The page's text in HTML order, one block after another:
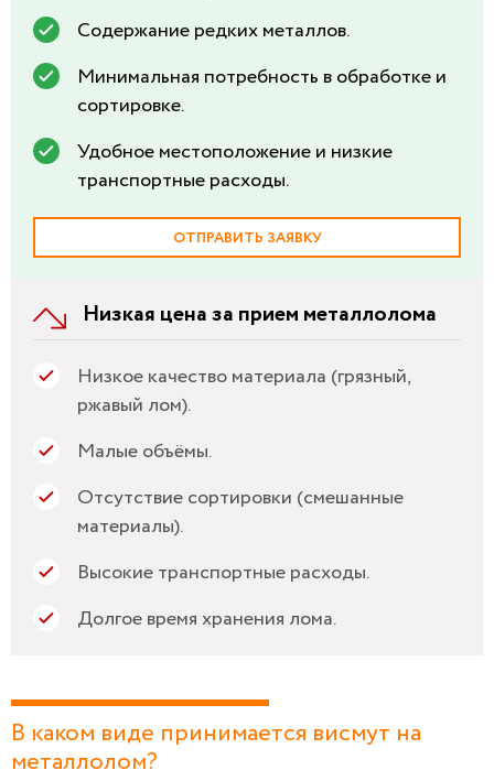
Содержание редких металлов.
Минимальная потребность в обработке и
сортировке.
Удобное местоположение и низкие
транспортные расходы.
ОТПРАВИТЬ ЗАЯВКУ
Низкая цена за прием металлолома
Низкое качество материала (грязный,
ржавый лом).
Малые объёмы.
Отсутствие сортировки (смешанные
материалы).
Высокие транспортные расходы.
Долгое время хранения лома.
В каком виде принимается висмут на
металлолом?